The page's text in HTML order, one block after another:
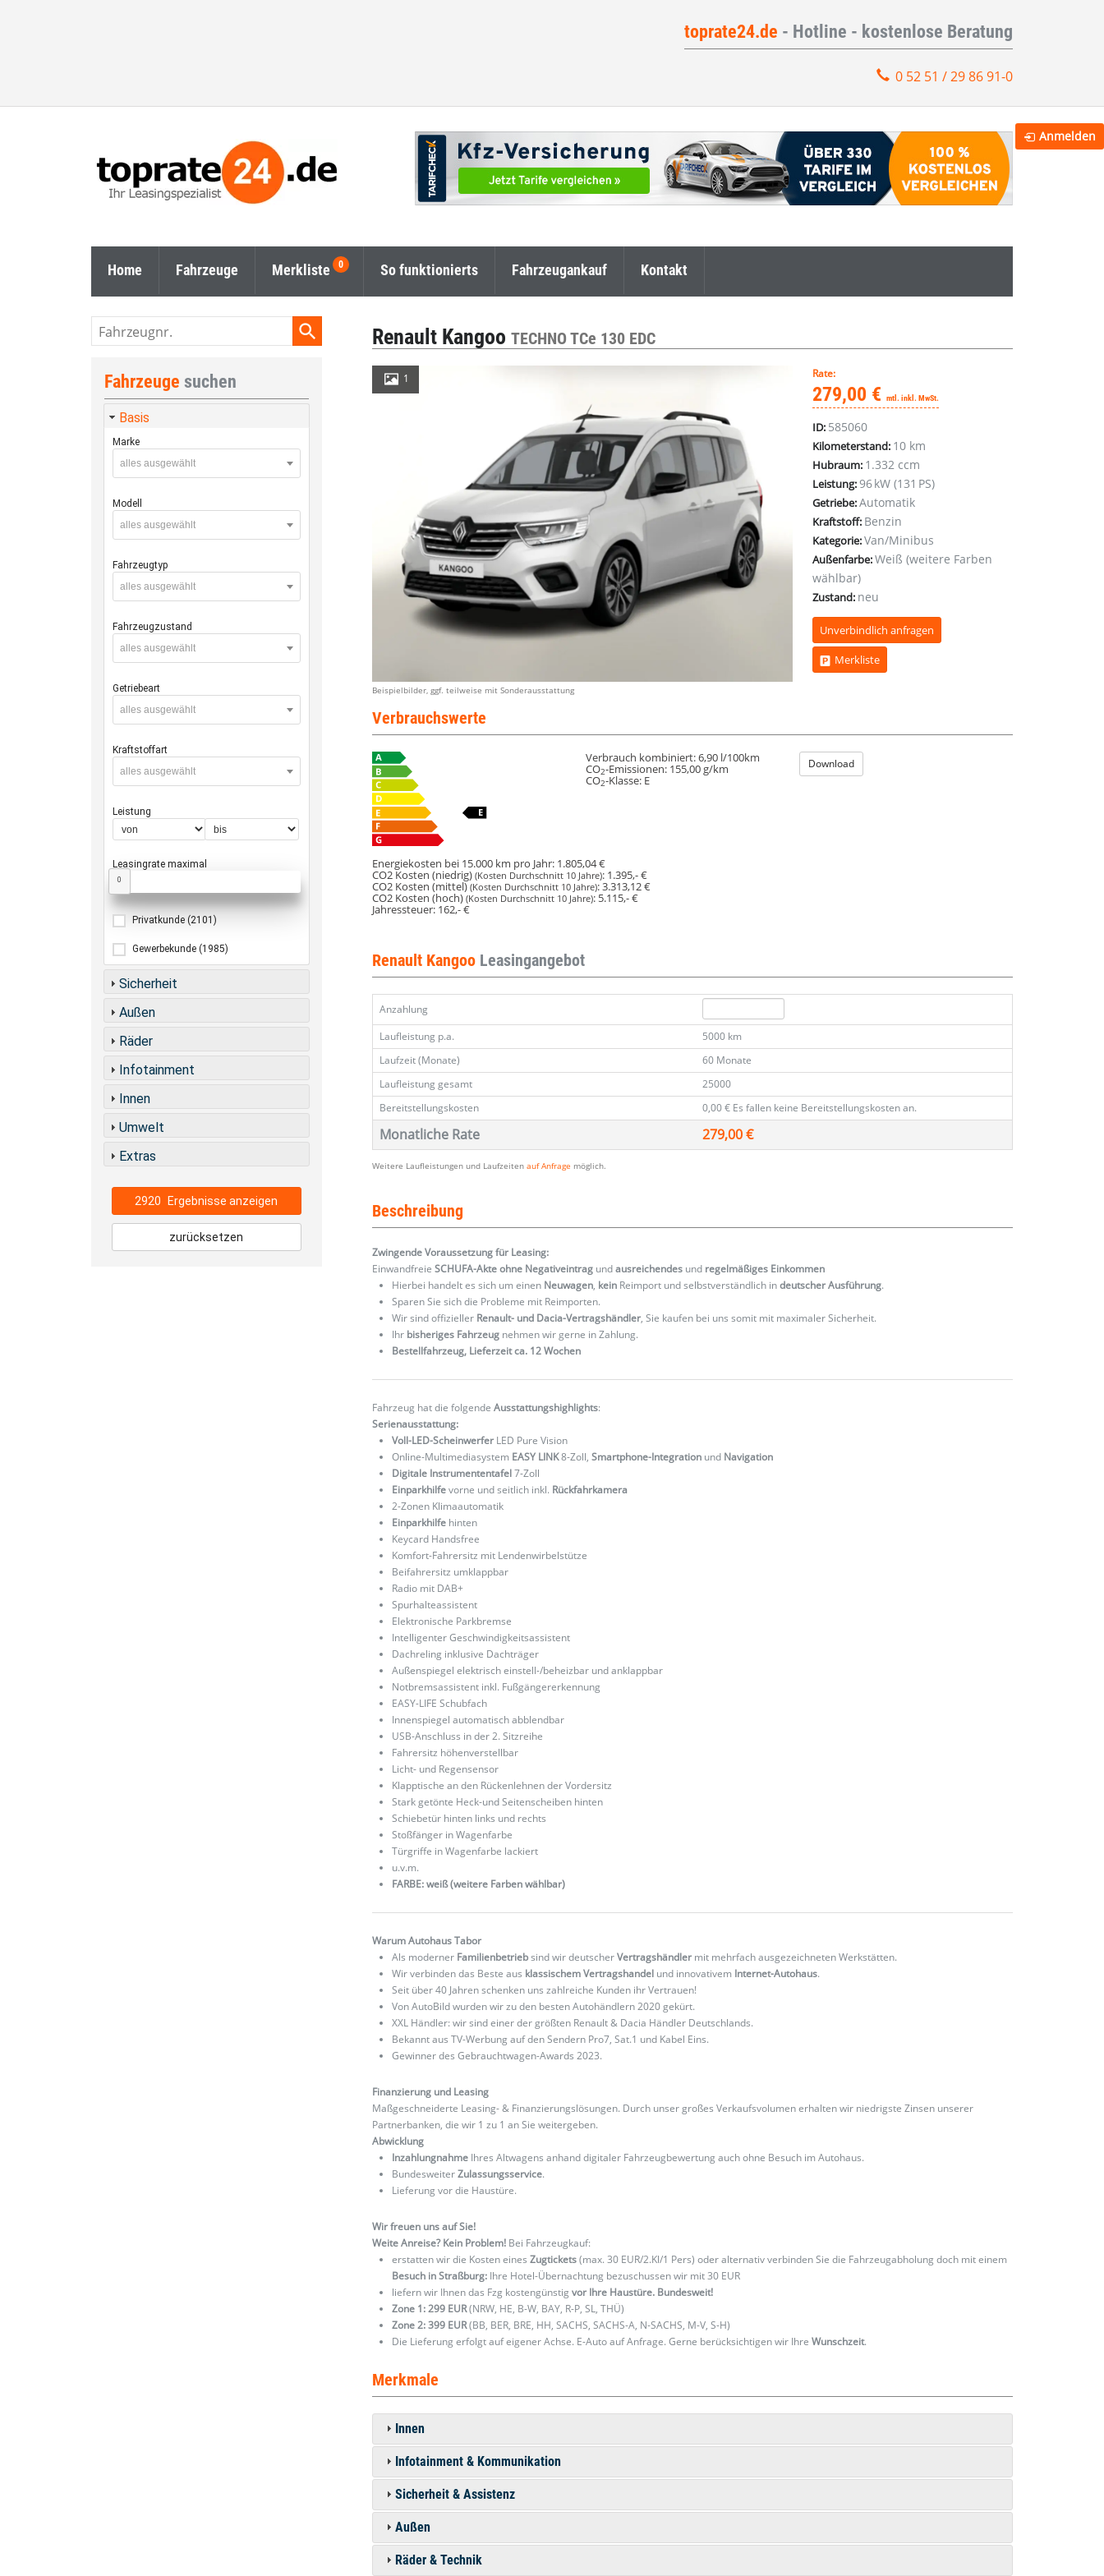
toprate24.de - Hotline - kostenlose Beratung
0 52 51 / 29 86 91-0
Home Fahrzeuge Merkliste So funktionierts Fahrzeugankauf Kontakt
Renault KangooTECHNO TCe 130 EDC
1
Beispielbilder, ggf. teilweise mit Sonderausstattung
Rate:
279,00 € mtl. inkl. MwSt.
ID: 585060
Kilometerstand: 10 km
Hubraum: 1.332 ccm
Leistung:96 kW (131 PS)
Getriebe:Automatik
Kraftstoff: Benzin
Kategorie:Van/Minibus
Außenfarbe:Weiß (weitere Farben
wählbar)
Zustand: neu
Unverbindlich anfragen
Merkliste
Verbrauchswerte
Verbrauch kombiniert:6,90 l/100km
CO2-Emissionen: 155,00 g/km
CO2-Klasse: E
Download
Energiekosten bei 15.000 km pro Jahr: 1.805,04 €
CO2 Kosten (niedrig)(Kosten Durchschnitt 10 Jahre): 1.395,- €
CO2 Kosten (mittel)(Kosten Durchschnitt 10 Jahre):3.313,12 €
CO2 Kosten (hoch)(Kosten Durchschnitt 10 Jahre): 5.115,- €
Jahressteuer: 162,- €
Renault Kangoo Leasingangebot
Anzahlung
Laufleistung p.a.
5000 km
Laufzeit (Monate)
60 Monate
Laufleistung gesamt
25000
Bereitstellungskosten
0,00 € Es fallen keine Bereitstellungskosten an.
Monatliche Rate 279,00 €
Weitere Laufleistungen und Laufzeitenauf Anfrage möglich.
Beschreibung
Zwingende Voraussetzung für Leasing:
EinwandfreieSCHUFA-Akte ohne Negativeintrag undausreichendes und regelmäßiges Einkommen
Hierbei handelt es sich um einen Neuwagen, kein Reimport und selbstverständlich indeutscher Ausführung.
Sparen Sie sich die Probleme mit Reimporten.
Wir sind offizieller Renault- und Dacia-Vertragshändler, Sie kaufen bei uns somit mit maximaler Sicherheit.
Ihr bisheriges Fahrzeug nehmen wir gerne in Zahlung.
Bestellfahrzeug, Lieferzeit ca. 12 Wochen
Fahrzeug hat die folgendeAusstattungshighlights:
Serienausstattung:
Voll-LED-Scheinwerfer LED Pure Vision
Online-Multimediasystem EASY LINK8-Zoll,Smartphone-Integration und Navigation
Digitale Instrumententafel7-Zoll
Einparkhilfevorne und seitlich inkl. Rückfahrkamera
2-Zonen Klimaautomatik
Einparkhilfe hinten
Keycard Handsfree
Komfort-Fahrersitz mit Lendenwirbelstütze
Beifahrersitz umklappbar
Radio mit DAB+
Spurhalteassistent
Elektronische Parkbremse
Intelligenter Geschwindigkeitsassistent
Dachreling inklusive Dachträger
Außenspiegel elektrisch einstell-/beheizbar und anklappbar
Notbremsassistent inkl. Fußgängererkennung
EASY-LIFE Schubfach
Innenspiegel automatisch abblendbar
USB-Anschluss in der 2. Sitzreihe
Fahrersitz höhenverstellbar
Licht- und Regensensor
Klapptische an den Rückenlehnen der Vordersitz
Stark getönte Heck-und Seitenscheiben hinten
Schiebetür hinten links und rechts
Stoßfänger in Wagenfarbe
Türgriffe in Wagenfarbe lackiert
u.v.m.
FARBE: weiß (weitere Farben wählbar)
Warum Autohaus Tabor
Als moderner Familienbetriebsind wir deutscherVertragshändler mit mehrfach ausgezeichneten Werkstätten.
Wir verbinden das Beste aus klassischem Vertragshandel und innovativem Internet-Autohaus.
Seit über 40 Jahren schenken uns zahlreiche Kunden ihr Vertrauen!
Von AutoBild wurden wir zu den besten Autohändlern 2020 gekürt.
XXL Händler: wir sind einer der größten Renault & Dacia Händler Deutschlands.
Bekannt aus TV-Werbung auf den Sendern Pro7, Sat.1 und Kabel Eins.
Gewinner des Gebrauchtwagen-Awards 2023.
Finanzierung und Leasing
Maßgeschneiderte Leasing- & Finanzierungslösungen. Durch unser großes Verkaufsvolumen erhalten wir niedrigste Zinsen unserer
Partnerbanken, die wir 1 zu 1 an Sie weitergeben.
Abwicklung
Inzahlungnahme Ihres Altwagens anhand digitaler Fahrzeugbewertung auch ohne Besuch im Autohaus.
BundesweiterZulassungsservice.
Lieferung vor die Haustüre.
Wir freuen uns auf Sie!
Weite Anreise? Kein Problem! Bei Fahrzeugkauf:
erstatten wir die Kosten einesZugtickets(max. 30 EUR/2.Kl/1 Pers) oder alternativ verbinden Sie die Fahrzeugabholung doch mit einem
Besuch in Straßburg: Ihre Hotel-Übernachtung bezuschussen wir mit 30 EUR
liefern wir Ihnen das Fzg kostengünstigvor Ihre Haustüre. Bundesweit!
Zone 1: 299 EUR(NRW, HE, B-W, BAY, R-P, SL, THÜ)
Zone 2: 399 EUR(BB, BER, BRE, HH, SACHS, SACHS-A, N-SACHS, M-V, S-H)
Die Lieferung erfolgt auf eigener Achse. E-Auto auf Anfrage. Gerne berücksichtigen wir IhreWunschzeit.
Merkmale
Innen
Infotainment & Kommunikation
Sicherheit & Assistenz
Außen
Räder & Technik
Fahrzeugnr.
Fahrzeuge suchen
Basis
Marke
alles ausgewählt
Modell
alles ausgewählt
Fahrzeugtyp
alles ausgewählt
Fahrzeugzustand
alles ausgewählt
Getriebeart
alles ausgewählt
Kraftstoffart
alles ausgewählt
Leistung
Leasingrate maximal
0
Privatkunde (2101)
Gewerbekunde (1985)
Sicherheit
Außen
Räder
Infotainment
Innen
Umwelt
Extras
2920 Ergebnisse anzeigen
zurücksetzen
Anmelden